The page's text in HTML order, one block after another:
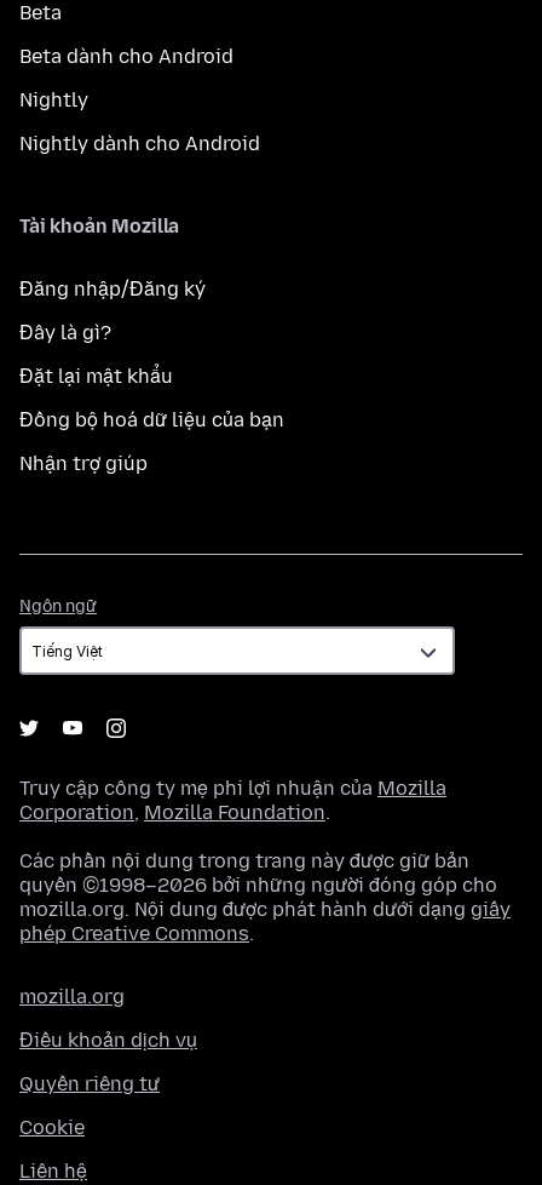
Beta
Beta dành cho Android
Nightly
Nightly dành cho Android
Tài khoản Mozilla
Đăng nhập/Đăng ký
Đây là gì?
Đặt lại mật khẩu
Đồng bộ hoá dữ liệu của bạn
Nhận trợ giúp
Ngôn ngữ
ngữ
Truy cập công ty mẹ phi lợi nhuận của Mozilla
Corporation, Mozilla Foundation.
Các phần nội dung trong trang này được giữ bản
quyền ©1998–2026 bởi những người đóng góp cho
mozilla.org. Nội dung được phát hành dưới dạng giấy
phép Creative Commons.
mozilla.org
Điều khoản dịch vụ
Quyền riêng tư
Cookie
Liên hệ